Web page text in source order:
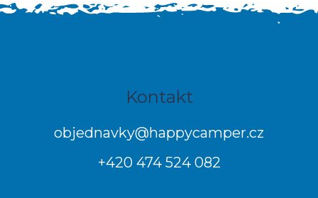
Kontakt
objednavky@happycamper.cz
+420 474 524 082